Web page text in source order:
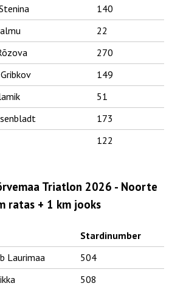
140
22
270
149
51
173
122
Triatlon 2026 - Noorte
ratas + 1 km jooks
Stardinumber
Laurimaa
504
508